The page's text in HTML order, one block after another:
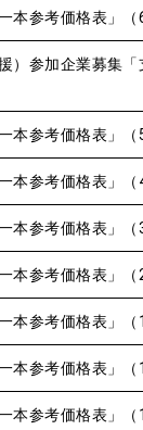
参考価格表」（
）参加企業募集「
参考価格表」（
参考価格表」（
参考価格表」（
参考価格表」（
参考価格表」（
参考価格表」（
参考価格表」（